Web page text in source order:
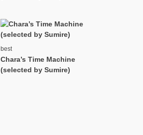
best
Chara’s Time Machine
(selected by Sumire)